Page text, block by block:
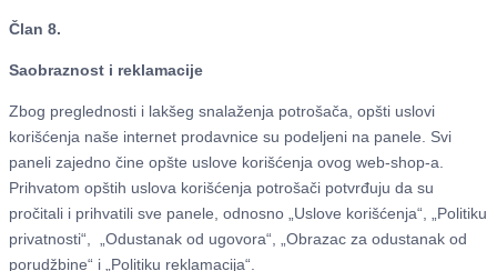
Član 8.
Saobraznost i reklamacije
Zbog preglednosti i lakšeg snalaženja potrošača, opšti uslovi
korišćenja naše internet prodavnice su podeljeni na panele. Svi
paneli zajedno čine opšte uslove korišćenja ovog web-shop-a.
Prihvatom opštih uslova korišćenja potrošači potvrđuju da su
pročitali i prihvatili sve panele, odnosno „Uslove korišćenja“, „Politiku
privatnosti“, „Odustanak od ugovora“, „Obrazac za odustanak od
porudžbine“ i „Politiku reklamacija“.